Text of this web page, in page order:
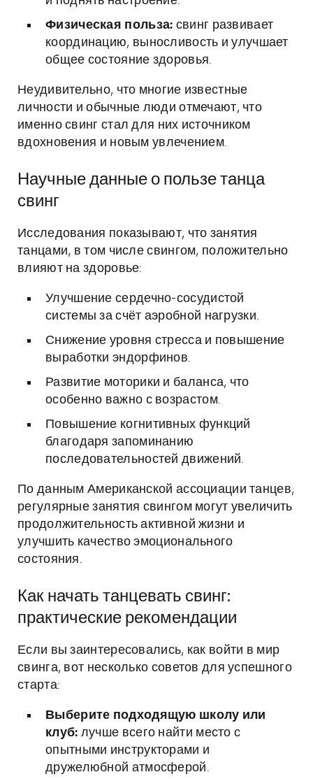
Физическая польза: свинг развивает
координацию, выносливость и улучшает
общее состояние здоровья.
Неудивительно, что многие известные
личности и обычные люди отмечают, что
именно свинг стал для них источником
вдохновения и новым увлечением.
Научные данные о пользе танца
свинг
Исследования показывают, что занятия
танцами, в том числе свингом, положительно
влияют на здоровье:
Улучшение сердечно-сосудистой
системы за счёт аэробной нагрузки.
Снижение уровня стресса и повышение
выработки эндорфинов.
Развитие моторики и баланса, что
особенно важно с возрастом.
Повышение когнитивных функций
благодаря запоминанию
последовательностей движений.
По данным Американской ассоциации танцев,
регулярные занятия свингом могут увеличить
продолжительность активной жизни и
улучшить качество эмоционального
состояния.
Как начать танцевать свинг:
практические рекомендации
Если вы заинтересовались, как войти в мир
свинга, вот несколько советов для успешного
старта:
Выберите подходящую школу или
клуб: лучше всего найти место с
опытными инструкторами и
дружелюбной атмосферой.